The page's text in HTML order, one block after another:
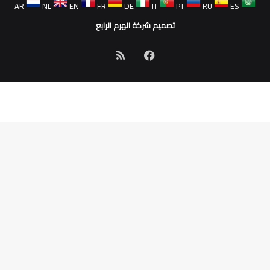
AR
NL EN FR DE IT PT RU
ES
تصميم شركة الهرم الرابع
فيسبوك
الموقع